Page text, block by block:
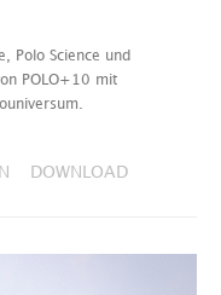
Polo Science und
POLO+10 mit
DOWNLOAD